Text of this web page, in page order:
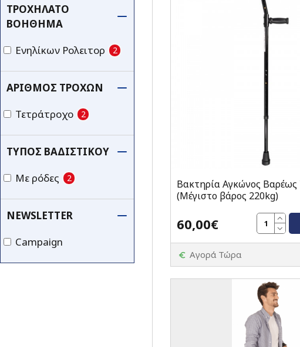
NEWSLETTER
Campaign
ΤΡΟΧΉΛΑΤΟ
ΒΟΉΘΗΜΑ
Ενηλίκων Ρολειτορ
2
ΤΎΠΟΣ ΒΑΔΙΣΤΙΚΟΎ
Με ρόδες
2
ΑΡΙΘΜΌΣ ΤΡΟΧΏΝ
Τετράτροχο
2
Βακτηρία Αγκώνος
(Μέγιστο βάρος 220kg)
60,00€
Αγορά Τώρα